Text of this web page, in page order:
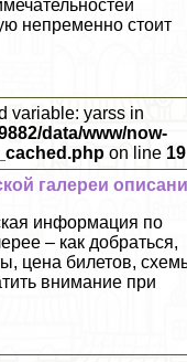
непременно стоит
variable: yarss in
data/www/now-
on line 19
галереи
информация по
– как добраться,
цена билетов,
внимание при